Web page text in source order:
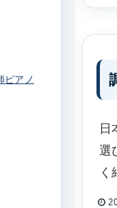
ピアノ
日
選
く